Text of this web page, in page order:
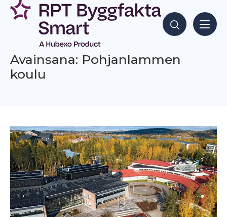
Siirry
sisältöön
Hae sisältöjä
Avainsana: Pohjanlammen
koulu